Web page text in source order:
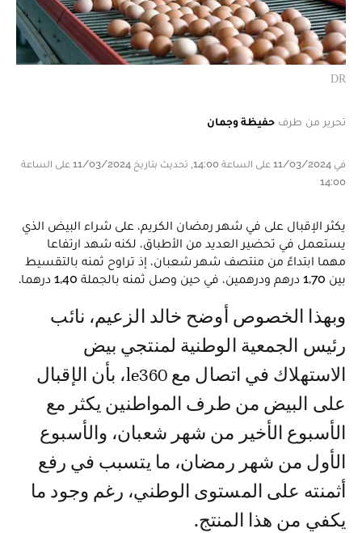
DR
تحرير من طرف حفيظة وجمان
في 11/03/2024 على الساعة 14:00, تحديث بتاريخ 11/03/2024 على الساعة
14:00
يكثر الإقبال على في شهر رمضان الكريم، على شراء البيض الذي
يستعمل في تحضير العديد من الأطباق، لكنه شهد ارتفاعا
مهما ابتداءً من منتصف شهر شعبان، إذ تراوح ثمنه بالتقسيط
بين 1,70 درهم ودرهمين، في حين وصل ثمنه بالجملة 1,40 درهما.
وبهذا الخصوص أوضح خالد الزعيم، نائب
رئيس الجمعية الوطنية لمنتجي بيض
الاستهلاك في اتصال مع le360، بأن الإقبال
على البيض من طرف المواطنين يكثر مع
الأسبوع الأخير من شهر شعبان، والأسبوع
الأول من شهر رمضان، ما يتسبب في رفع
أثمنته على المستوى الوطني، رغم وجود ما
يكفي من هذا المنتج.